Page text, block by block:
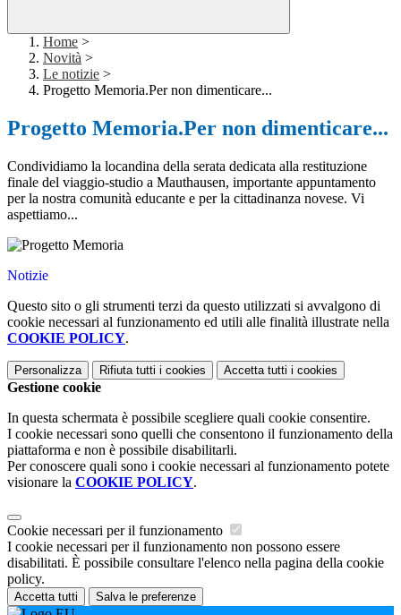
Home >
Novità >
Le notizie >
Progetto Memoria.Per non dimenticare...
Progetto Memoria.Per non dimenticare...
Condividiamo la locandina della serata dedicata alla restituzione
finale del viaggio-studio a Mauthausen, importante appuntamento
per la nostra comunità educante e perla cittadinanza novese. Vi
aspettiamo...
Notizie
Questo sito o gli strumenti terzi da questo utilizzati si avvalgono di
cookie necessari al funzionamento ed utili alle finalità illustrate nella
COOKIE POLICY.
Personalizza Rifiuta tutti i cookies Accetta tutti i cookies
Gestione cookie
In questa schermata è possibile scegliere quali cookie consentire.
I cookie necessari sono quelli che consentono il funzionamento della
piattaforma e non è possibile disabilitarli.
Per conoscere quali sono i cookie necessari al funzionamento potete
visionare la COOKIE POLICY.
Cookie necessari per il funzionamento
I cookie necessari per il funzionamento non possono essere
disabilitati. È possibile consultare l'elenco nella pagina della cookie
policy.
Accetta tutti Salva le preferenze